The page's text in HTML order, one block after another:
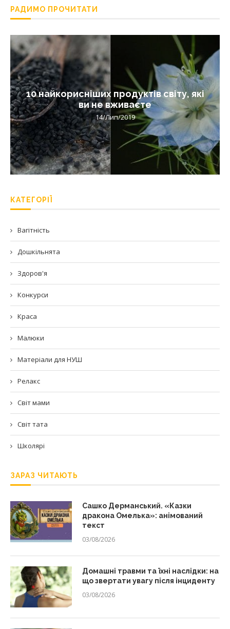
РАДИМО ПРОЧИТАТИ
10 найкорисніших продуктів світу, які
ви не вживаєте
14/Лип/2019
КАТЕГОРІЇ
Вагітність
Дошкільнята
Здоров'я
Конкурси
Краса
Малюки
Матеріали для НУШ
Релакс
Світ мами
Світ тата
Школярі
ЗАРАЗ ЧИТАЮТЬ
Сашко Дерманський. «Казки
дракона Омелька»: анімований
текст
03/08/2026
Домашні травми та їхні наслідки: на
що звертати увагу після інциденту
03/08/2026